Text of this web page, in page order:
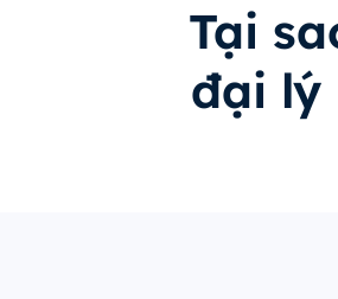
Tại
đại lý